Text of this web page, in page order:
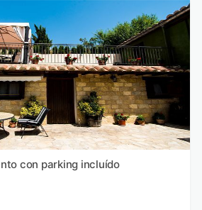
con parking incluído